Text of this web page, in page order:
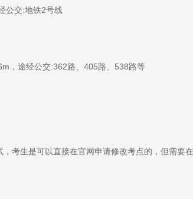
交:地铁2号线
途经公交:362路、405路、538路等
生是可以直接在官网申请修改考点的，但需要